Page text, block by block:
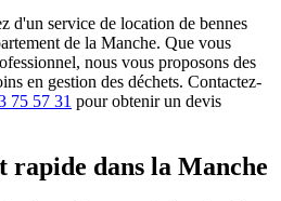
d'un service de location de bennes
de la Manche. Que vous
nous vous proposons des
en gestion des déchets. Contactez-
75 57 31 pour obtenir un devis
rapide dans la Manche